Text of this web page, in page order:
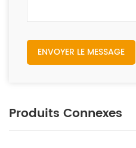
ENVOYER LE MESSAGE
Produits Connexes